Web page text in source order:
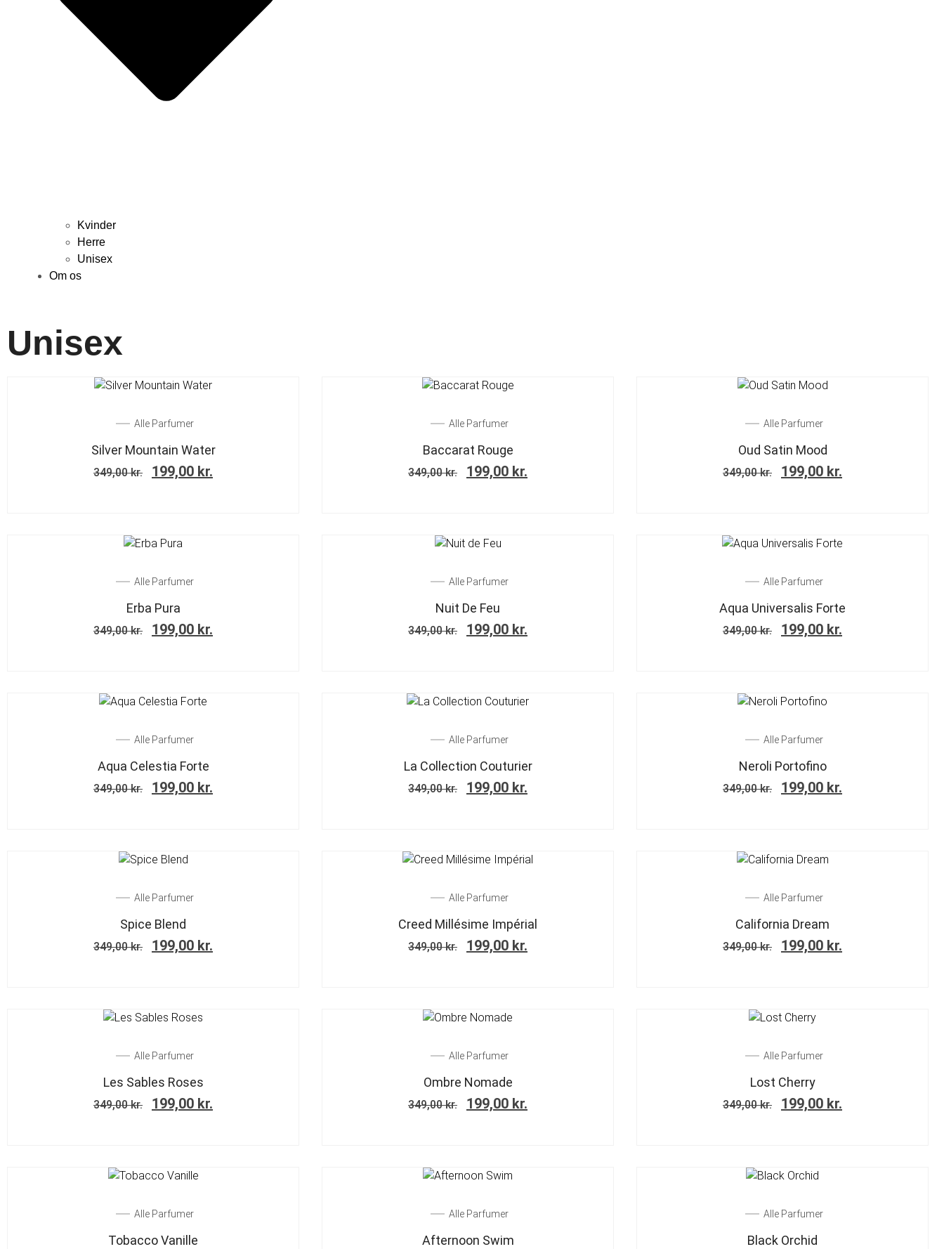
Kvinder
Herre
Unisex
Om os
Unisex
Alle Parfumer
Silver Mountain Water
349,00kr. 199,00 kr.
Alle Parfumer
Baccarat Rouge
349,00kr. 199,00 kr.
Alle Parfumer
Oud Satin Mood
349,00kr. 199,00 kr.
Alle Parfumer
Erba Pura
349,00kr. 199,00 kr.
Alle Parfumer
Nuit De Feu
349,00kr. 199,00 kr.
Alle Parfumer
Aqua Universalis Forte
349,00kr. 199,00 kr.
Alle Parfumer
Aqua Celestia Forte
349,00kr. 199,00 kr.
Alle Parfumer
La Collection Couturier
349,00kr. 199,00 kr.
Alle Parfumer
Neroli Portofino
349,00kr. 199,00 kr.
Alle Parfumer
Spice Blend
349,00kr. 199,00 kr.
Alle Parfumer
Creed Millésime Impérial
349,00kr. 199,00 kr.
Alle Parfumer
California Dream
349,00kr. 199,00 kr.
Alle Parfumer
Les Sables Roses
349,00kr. 199,00 kr.
Alle Parfumer
Ombre Nomade
349,00kr. 199,00 kr.
Alle Parfumer
Lost Cherry
349,00kr. 199,00 kr.
Alle Parfumer
Tobacco Vanille
Alle Parfumer
Afternoon Swim
Alle Parfumer
Black Orchid